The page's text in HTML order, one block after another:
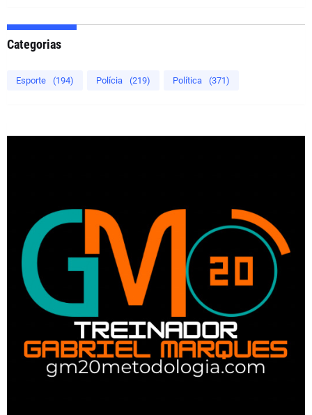
Categorias
Esporte (194) Polícia (219) Política (371)